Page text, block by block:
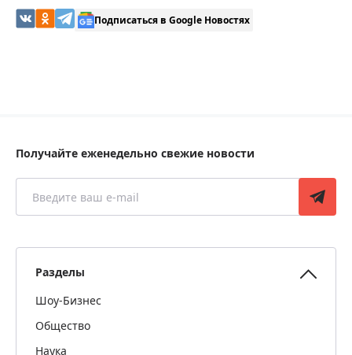
Подписаться в Google Новостях
Получайте еженедельно свежие новости
Разделы
Шоу-Бизнес
Общество
Наука